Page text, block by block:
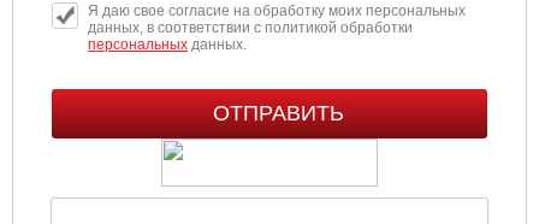
Я даю свое согласие на обработку моих персональных
данных, в соответствии с политикой обработки
персональныхданных.